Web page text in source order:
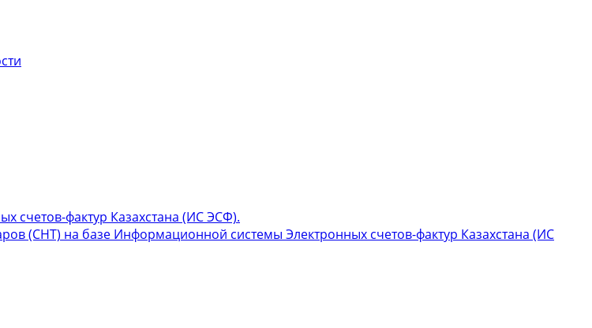
счетов-фактур Казахстана (ИС ЭСФ).
(СНТ) на базе Информационной системы Электронных счетов-фактур Казахстана (ИС